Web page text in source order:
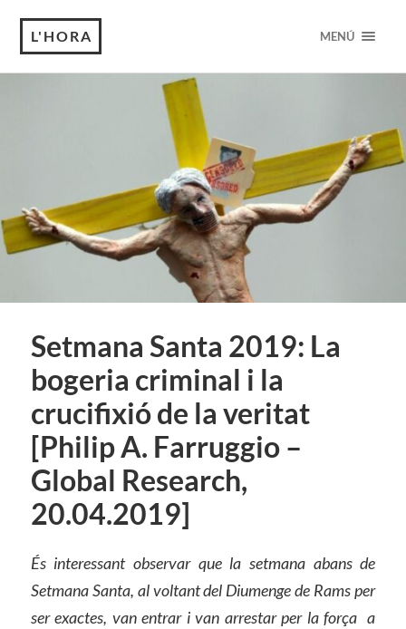
L'HORA MENÚ
Setmana Santa 2019: La
bogeria criminal i la
crucifixió de la veritat
[Philip A. Farruggio –
Global Research,
20.04.2019]
És interessant observar que la setmana abans de
Setmana Santa, al voltant del Diumenge de Rams per
ser exactes, van entrar i van arrestar per la força a